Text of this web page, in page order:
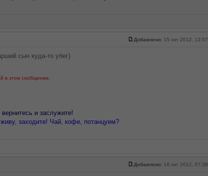
Добавлено:15 окт 2012, 12:57
сын куда-то убег)
в этом сообщении.
и заслужите!
живу, заходите! Чай, кофе, потанцуем?
Добавлено: 16 окт 2012, 07:38